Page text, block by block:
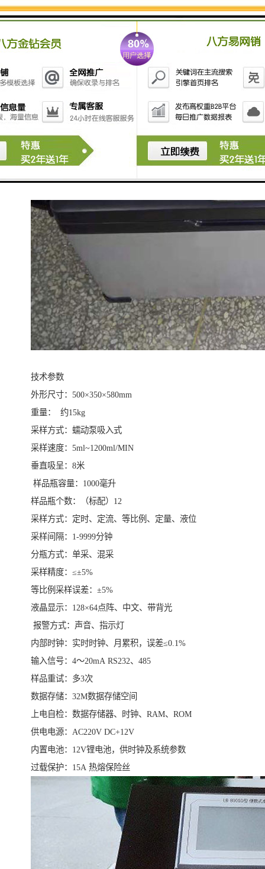
技术参数
外形尺寸：500×350×580mm
重量： 约15kg
采样方式：蠕动泵吸入式
采样速度：5ml~1200ml/MIN
垂直吸呈：8米
样品瓶容量：1000毫升
样品瓶个数：（标配）12
采样方式：定时、定流、等比例、定量、液位
采样间隔：1-9999分钟
分瓶方式：单采、混采
采样精度：≤±5%
等比例采样误差：±5%
液晶显示：128×64点阵、中文、带背光
报警方式：声音、指示灯
内部时钟：实时时钟、月累积，误差≤0.1%
输入信号：4～20mA RS232、485
样品重试：多3次
数据存储：32M数据存储空间
上电自检：数据存储器、时钟、RAM、ROM
供电电源：AC220V DC+12V
内置电池：12V锂电池，供时钟及系统参数
过载保护：15A 热熔保险丝